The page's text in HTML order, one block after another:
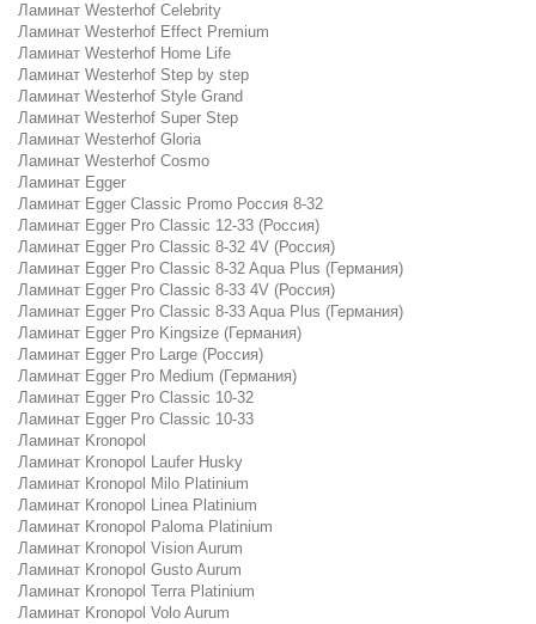
Ламинат Westerhof Celebrity
Ламинат Westerhof Effect Premium
Ламинат Westerhof Home Life
Ламинат Westerhof Step by step
Ламинат Westerhof Style Grand
Ламинат Westerhof Super Step
Ламинат Westerhof Gloria
Ламинат Westerhof Cosmo
Ламинат Egger
Ламинат Egger Classic Promo Россия 8-32
Ламинат Egger Pro Classic 12-33 (Россия)
Ламинат Egger Pro Classic 8-32 4V (Россия)
Ламинат Egger Pro Classic 8-32 Aqua Plus (Германия)
Ламинат Egger Pro Classic 8-33 4V (Россия)
Ламинат Egger Pro Classic 8-33 Aqua Plus (Германия)
Ламинат Egger Pro Kingsize (Германия)
Ламинат Egger Pro Large (Россия)
Ламинат Egger Pro Medium (Германия)
Ламинат Egger Pro Classic 10-32
Ламинат Egger Pro Classic 10-33
Ламинат Kronopol
Ламинат Kronopol Laufer Husky
Ламинат Kronopol Milo Platinium
Ламинат Kronopol Linea Platinium
Ламинат Kronopol Paloma Platinium
Ламинат Kronopol Vision Aurum
Ламинат Kronopol Gusto Aurum
Ламинат Kronopol Terra Platinium
Ламинат Kronopol Volo Aurum